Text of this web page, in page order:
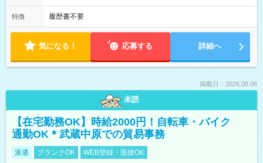
特徴 履歴書不要
気になる！ 応募する 詳細へ
掲載日：2026.08.06
未読
【在宅勤務OK】時給2000円！自転車・バイク
通勤OK＊武蔵中原での貿易事務
派遣 ブランクOK WEB登録・面接OK